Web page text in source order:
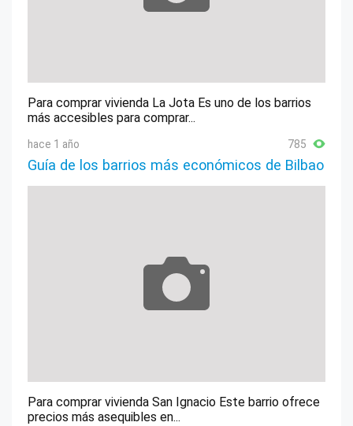
Para comprar vivienda La Jota Es uno de los barrios
más accesibles para comprar...
hace 1 año 785
Guía de los barrios más económicos de Bilbao
Para comprar vivienda San Ignacio Este barrio ofrece
precios más asequibles en...